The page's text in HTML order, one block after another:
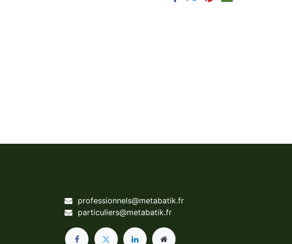
professionnels@metabatik.fr
particuliers@metabatik.fr